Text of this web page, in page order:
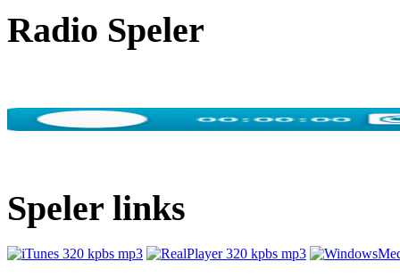
Radio Speler
Speler links